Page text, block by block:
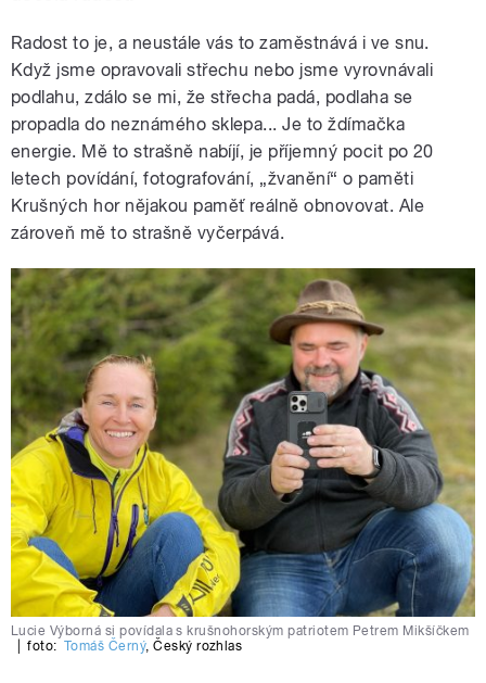
Radost to je, a neustále vás to zaměstnává i ve snu.
Když jsme opravovali střechu nebo jsme vyrovnávali
podlahu, zdálo se mi, že střecha padá, podlaha se
propadla do neznámého sklepa... Je to ždímačka
energie. Mě to strašně nabíjí, je příjemný pocit po 20
letech povídání, fotografování, „žvanění“ o paměti
Krušných hor nějakou paměť reálně obnovovat. Ale
zároveň mě to strašně vyčerpává.
Lucie Výborná si povídala s krušnohorským patriotem Petrem Mikšíčkem
foto: Tomáš Černý,Český rozhlas